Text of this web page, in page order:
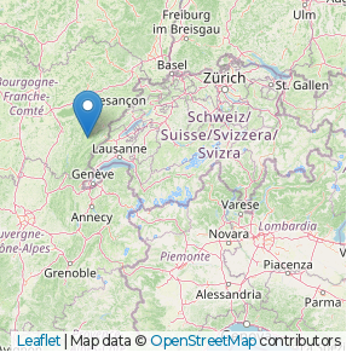
Leaflet Map data © OpenStreetMapcontributors